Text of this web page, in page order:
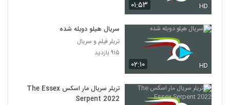
۰۱:۵۳ HD
۰۲:۱۰ HD
سریال هیلو دوبله شده
تریلر فیلم و سریال
۹۱۵ بازدید
تریلر سریال مار اسکس The Essex
Serpent 2022